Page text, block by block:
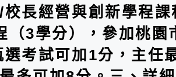
校長經營與創新學程
（3學分），參加桃園
選考試可加1分，主任